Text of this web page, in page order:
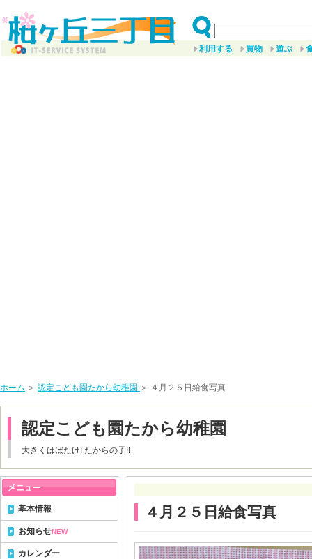
利用する 買物 遊ぶ
ホーム ＞ 認定こども園たから幼稚園 ＞ ４月２５日給食写真
認定こども園たから幼稚園
大きくはばたけ! たからの子!!
４月２５日給食写真
基本情報
お知らせNEW
カレンダー